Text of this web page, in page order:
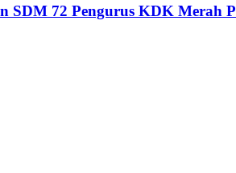
SDM 72 Pengurus KDK Merah